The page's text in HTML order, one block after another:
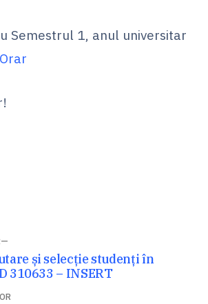
Semestrul 1, anul universitar
Orar
și selecție studenți în
310633 – INSERT